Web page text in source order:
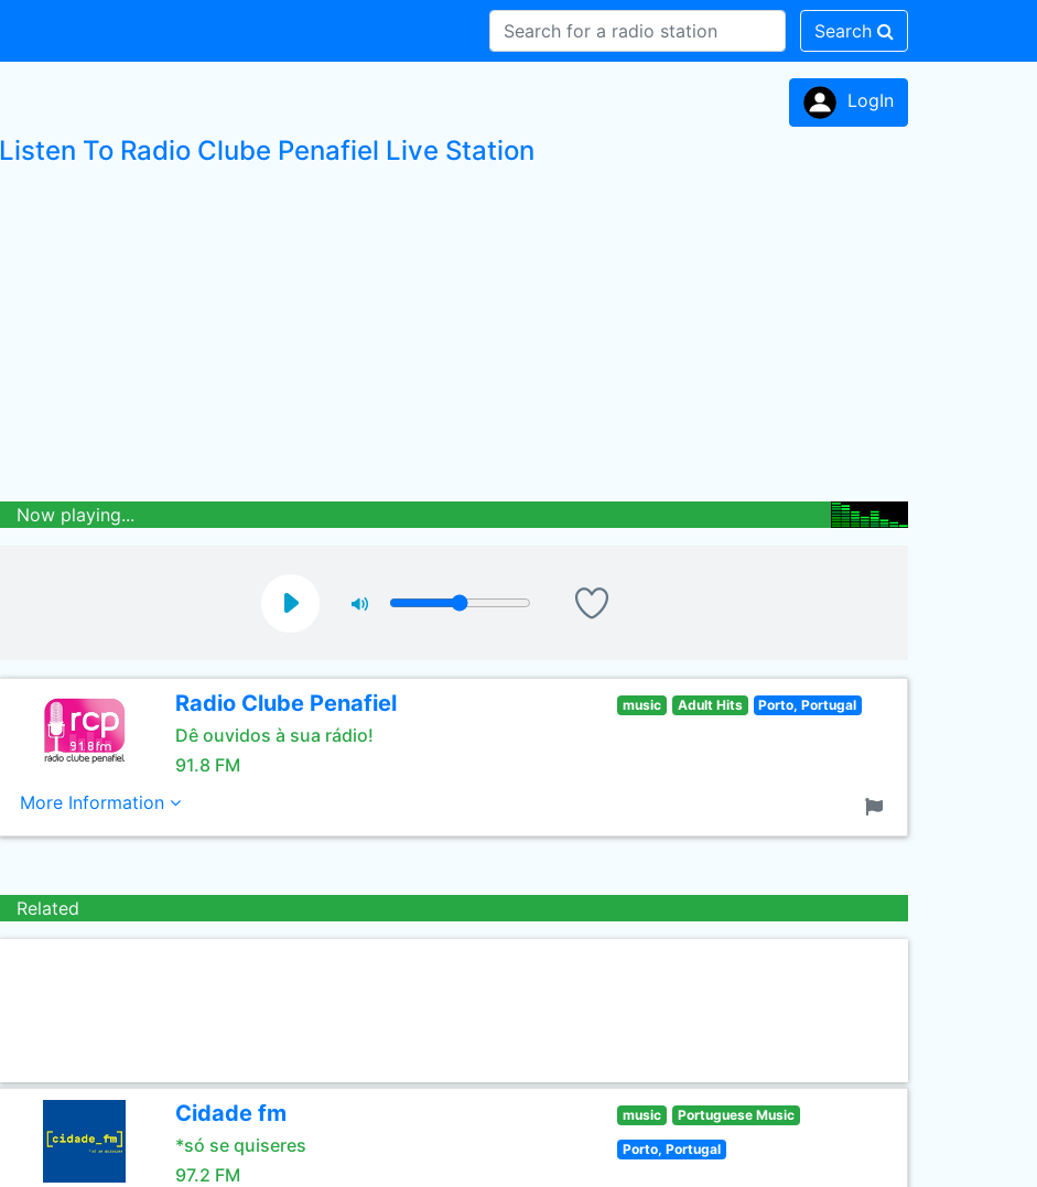
Search
LogIn
Listen To Radio Clube Penafiel Live Station
Now playing...
Radio Clube Penafiel
Dê ouvidos à sua rádio!
91.8 FM
music Adult Hits Porto, Portugal
More Information
Related
Cidade fm
*só se quiseres
97.2 FM
music Portuguese Music
Porto, Portugal